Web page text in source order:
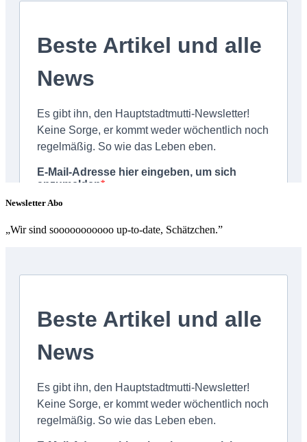
Newsletter Abo
„Wir sind sooooooooooo up-to-date, Schätzchen.”